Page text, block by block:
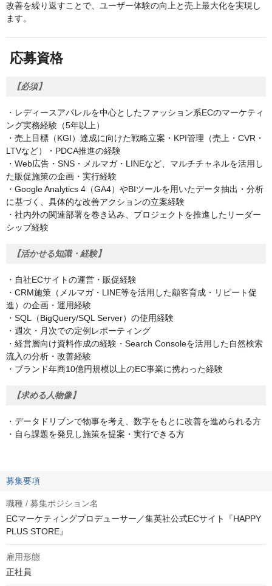
改善を繰り返すことで、ユーザー体験の向上と売上最大化を実現し
ます。
応募資格
【必須】
・レディースアパレルを中心としたファッション系ECのマーケティ
ング実務経験（5年以上）
・売上目標（KGI）達成に向けた戦略立案・KPI管理（売上・CVR・
LTVなど）・PDCA推進の経験
・Web広告・SNS・メルマガ・LINEなど、マルチチャネルを活用し
た販促施策の企画・実行経験
・Google Analytics 4（GA4）やBIツールを用いたデータ抽出・分析
に基づく、具体的な改善アクションの立案経験
・社内外の関連部署を巻き込み、プロジェクトを推進したリーダー
シップ経験
【活かせる知識・経験】
・自社ECサイトの運営・販促経験
・CRM施策（メルマガ・LINE等を活用した顧客育成・リピート促
進）の企画・運用経験
・SQL（BigQuery/SQL Server）の使用経験
・週次・月次での定例レポーティング
・経営層向け資料作成の経験・Search Consoleを活用した自然検索
流入の分析・改善経験
・ブランド年商10億円規模以上のEC事業に携わった経験
【求める人物像】
・データドリブンで物事を考え、数字をもとに改善を進められる方
・自ら課題を発見し施策を提案・実行できる方
募集要項
職種 / 募集ポジション名
ECマーケティングプロデューサー／集英社公式ECサイト『HAPPY
PLUS STORE』
雇用形態
正社員